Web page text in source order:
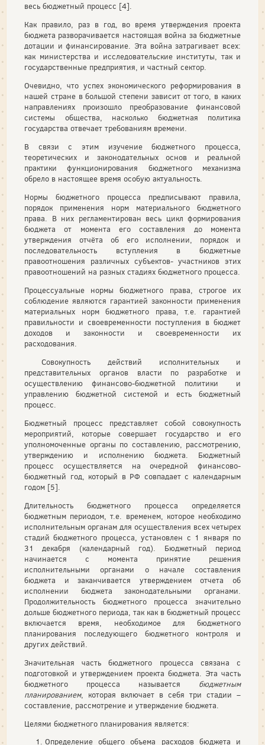
весь бюджетный процесс [4].
Как правило, раз в год, во время утверждения проекта
бюджета разворачивается настоящая война за бюджетные
дотации и финансирование. Эта война затрагивает всех:
как министерства и исследовательские институты, так и
государственные предприятия, и частный сектор.
Очевидно, что успех экономического реформирования в
нашей стране в большой степени зависит от того, в каких
направлениях произошло преобразование финансовой
системы общества, насколько бюджетная политика
государства отвечает требованиям времени.
В связи с этим изучение бюджетного процесса,
теоретических и законодательных основ и реальной
практики функционирования бюджетного механизма
обрело в настоящее время особую актуальность.
Нормы бюджетного процесса предписывают правила,
порядок применения норм материального бюджетного
права. В них регламентирован весь цикл формирования
бюджета от момента его составления до момента
утверждения отчёта об его исполнении, порядок и
последовательность вступления в бюджетные
правоотношения различных субъектов- участников этих
правоотношений на разных стадиях бюджетного процесса.
Процессуальные нормы бюджетного права, строгое их
соблюдение являются гарантией законности применения
материальных норм бюджетного права, т.е. гарантией
правильности и своевременности поступления в бюджет
доходов и законности и своевременности их
расходования.
Совокупность действий исполнительных и
представительных органов власти по разработке и
осуществлению финансово-бюджетной политики и
управлению бюджетной системой и есть бюджетный
процесс.
Бюджетный процесс представляет собой совокупность
мероприятий, которые совершает государство и его
уполномоченные органы по составлению, рассмотрению,
утверждению и исполнению бюджета. Бюджетный
процесс осуществляется на очередной финансово-
бюджетный год, который в РФ совпадает с календарным
годом [5].
Длительность бюджетного процесса определяется
бюджетным периодом, т.е. временем, которое необходимо
исполнительным органам для осуществления всех четырех
стадий бюджетного процесса, установлен с 1 января по
31 декабря (календарный год). Бюджетный период
начинается с момента принятие решения
исполнительными органами о начале составления
бюджета и заканчивается утверждением отчета об
исполнении бюджета законодательными органами.
Продолжительность бюджетного процесса значительно
дольше бюджетного периода, так как в бюджетный процесс
включается время, необходимое для бюджетного
планирования последующего бюджетного контроля и
других действий.
Значительная часть бюджетного процесса связана с
подготовкой и утверждением проекта бюджета. Эта часть
бюджетного процесса называется бюджетным
планированием, которая включает в себя три стадии –
составление, рассмотрение и утверждение бюджета.
Целями бюджетного планирования является:
Определение общего объема расходов бюджета и